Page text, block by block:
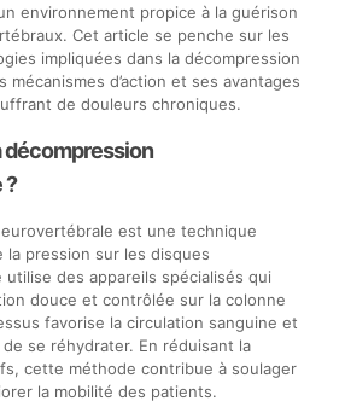
environnement propice à la guérison
Cet article se penche sur les
impliquées dans la décompression
mécanismes d’action et ses avantages
de douleurs chroniques.
décompression
?
est une technique
pression sur les disques
des appareils spécialisés qui
douce et contrôlée sur la colonne
favorise la circulation sanguine et
se réhydrater. En réduisant la
cette méthode contribue à soulager
la mobilité des patients.